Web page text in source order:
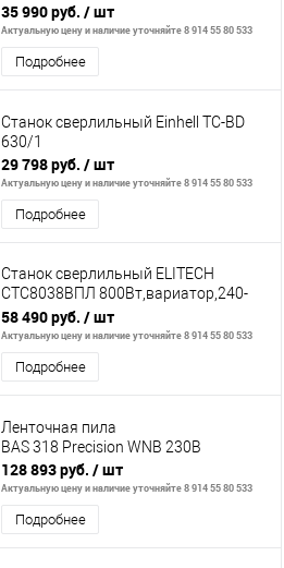
35 990 руб. / шт
Актуальную цену и наличие уточняйте 8 914 55 80 533
Подробнее
Станок сверлильный Einhell TC-BD
630/1
29 798 руб. / шт
Актуальную цену и наличие уточняйте 8 914 55 80 533
Подробнее
Станок сверлильный ELITECH
СТС8038ВПЛ 800Вт,вариатор,240-
2600об\м,база380мм,ход80мм,ф16мм
58 490 руб. / шт
Актуальную цену и наличие уточняйте 8 914 55 80 533
Подробнее
Ленточная пила
BAS 318 Precision WNB 230В
128 893 руб. / шт
Актуальную цену и наличие уточняйте 8 914 55 80 533
Подробнее